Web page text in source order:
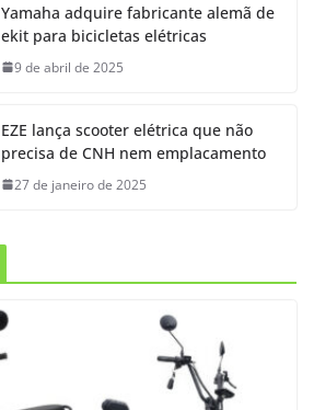
Yamaha adquire fabricante alemã de
ekit para bicicletas elétricas
9 de abril de 2025
EZE lança scooter elétrica que não
precisa de CNH nem emplacamento
27 de janeiro de 2025